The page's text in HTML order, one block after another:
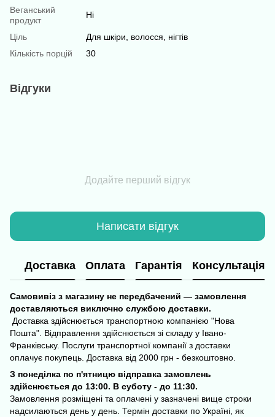
Веганський
продукт
Ні
Ціль
Для шкіри, волосся, нігтів
Кількість порцій
30
Відгуки
Додайте перший відгук
Написати відгук
Доставка Оплата Гарантія Консультація
Самовивіз з магазину не передбачений — замовлення
доставляються виключно службою доставки.
Доставка здійснюється транспортною компанією "Нова
Пошта". Відправлення здійснюється зі складу у Івано-
Франківську. Послуги транспортної компанії з доставки
оплачує покупець. Доставка від 2000 грн - безкоштовно.
З понеділка по п'ятницю відправка замовлень
здійснюється до 13:00. В суботу - до 11:30.
Замовлення розміщені та оплачені у зазначені вище строки
надсилаються день у день. Термін доставки по Україні, як